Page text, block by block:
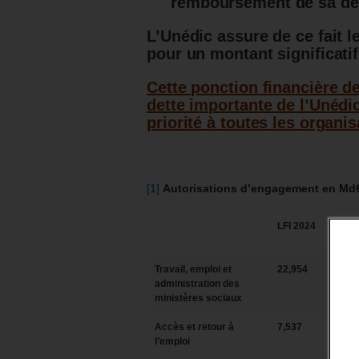
L’Unédic assure de ce fait
pour un montant
Cette ponction financière
dette importante de
priorité à toutes les
[1] Autorisations d’engagement en
LFI 2024
Travail, emploi et
administration des
ministères sociaux
22,954
Accès et retour à
l’emploi
7,537